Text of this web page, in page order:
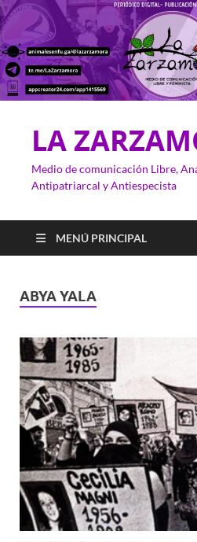
LA
Medio de comunicación Libre,
Antipatriarcal y Antiespecista
MENÚ PRINCIPAL
ABYA YALA